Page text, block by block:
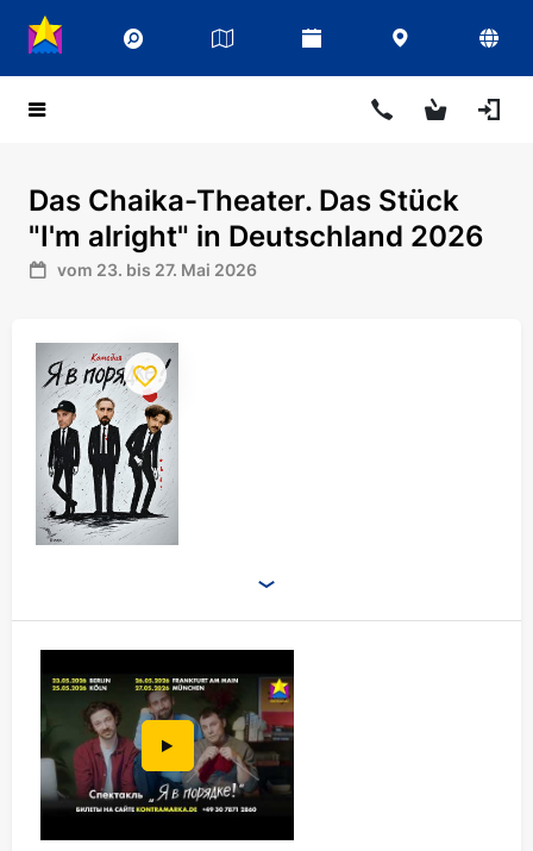
Das Chaika-Theater. Das Stück
"I'm alright" in Deutschland 2026
vom 23. bis 27. Mai 2026